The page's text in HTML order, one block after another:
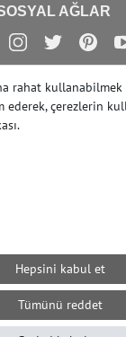
AĞLAR
2022 | e-Delux GmbH
rahat kullanabilmek
ederek, çerezlerin
.
Hepsini kabul et
Tümünü reddet